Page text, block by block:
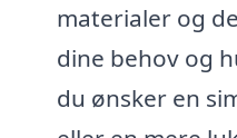
materialer og
dine behov og
du ønsker en